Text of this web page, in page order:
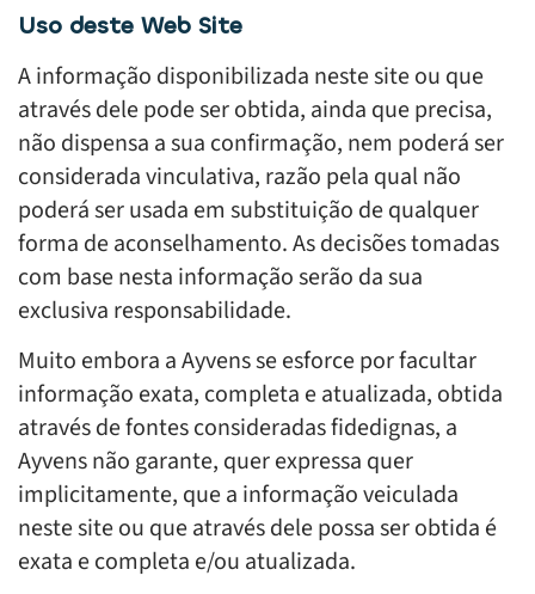
Uso deste Web Site
A informação disponibilizada neste site ou que
através dele pode ser obtida, ainda que precisa,
não dispensa a sua confirmação, nem poderá ser
considerada vinculativa, razão pela qual não
poderá ser usada em substituição de qualquer
forma de aconselhamento. As decisões tomadas
com base nesta informação serão da sua
exclusiva responsabilidade.
Muito embora a Ayvens se esforce por facultar
informação exata, completa e atualizada, obtida
através de fontes consideradas fidedignas, a
Ayvens não garante, quer expressa quer
implicitamente, que a informação veiculada
neste site ou que através dele possa ser obtida é
exata e completa e/ou atualizada.